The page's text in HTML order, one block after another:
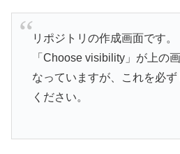
リポジトリの作成画面です。
「Choose visibility」が上の
なっていますが、これを必
ください。